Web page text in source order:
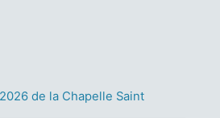
de la Chapelle Saint